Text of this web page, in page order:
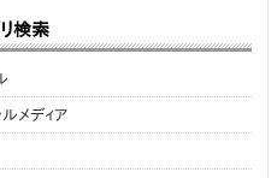
検索
メディア